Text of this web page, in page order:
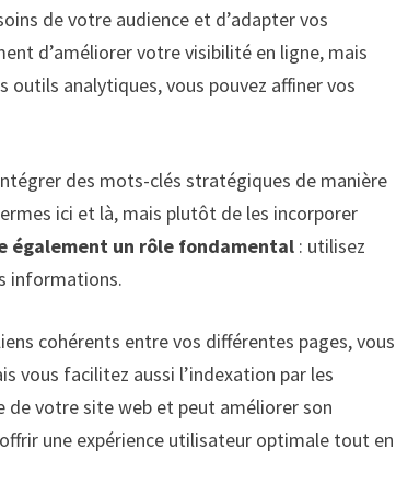
de votre audience et d’adapter vos
d’améliorer votre visibilité en ligne, mais
outils analytiques, vous pouvez affiner vos
des mots-clés stratégiques de manière
ici et là, mais plutôt de les incorporer
également un rôle fondamental : utilisez
informations.
cohérents entre vos différentes pages, vous
vous facilitez aussi l’indexation par les
de votre site web et peut améliorer son
une expérience utilisateur optimale tout en